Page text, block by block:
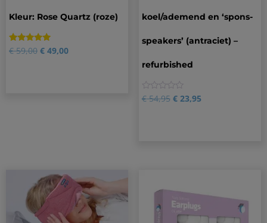
Kleur: Rose Quartz (roze)
Gewaardeerd
5.00
6
€59,00 € 49,00
koel/ademend en ‘spons-
speakers’ (antraciet) –
refurbished
0
€54,95 €23,95